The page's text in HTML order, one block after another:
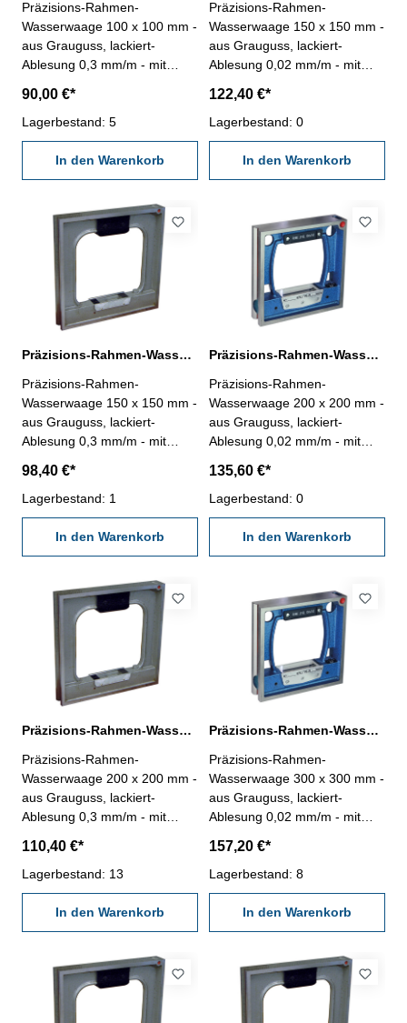
Präzisions-Rahmen-
Wasserwaage 100 x 100 mm -
aus Grauguss, lackiert-
Ablesung 0,3 mm/m - mit
Längs- und Querlibelle - im
Behältnis/Kasten - Abmessung
(L x B): 100 x 100 mm
90,00 €*
Lagerbestand: 5
In den Warenkorb
Präzisions-Rahmen-
Wasserwaage 150 x 150 mm -
aus Grauguss, lackiert-
Ablesung 0,02 mm/m - mit
und Querlibelle - im
Behältnis/Kasten - Abmessung
(L x B): 150 x 150 mm
122,40 €*
Lagerbestand: 0
In den Warenkorb
Präzisions-Rahmen-Wasserwaage 150 x 150 mm Ablesung 0,3 mm/m
Präzisions-Rahmen-
Wasserwaage 150 x 150 mm -
aus Grauguss, lackiert-
Ablesung 0,3 mm/m - mit
Längs- und Querlibelle - im
Behältnis/Kasten - Abmessung
(L x B): 150 x 150 mm
98,40 €*
Lagerbestand: 1
In den Warenkorb
Präzisions-Rahmen-Wasserwaage 200 x 200 mm Ablesung 0,02 mm/m
Präzisions-Rahmen-
Wasserwaage 200 x 200 mm -
aus Grauguss, lackiert-
Ablesung 0,02 mm/m - mit
Längs- und Querlibelle - im
Behältnis/Kasten - Abmessung
(L x B): 200 x 200 mm
135,60 €*
Lagerbestand: 0
In den Warenkorb
Präzisions-Rahmen-Wasserwaage 200 x 200 mm Ablesung 0,3 mm/m
Präzisions-Rahmen-
Wasserwaage 200 x 200 mm -
aus Grauguss, lackiert-
Ablesung 0,3 mm/m - mit
Längs- und Querlibelle - im
Behältnis/Kasten - Abmessung
(L x B): 200 x 200 mm
110,40 €*
Lagerbestand: 13
In den Warenkorb
Präzisions-Rahmen-Wasserwaage 300 x 300 mm Ablesung 0,02 mm/m
Präzisions-Rahmen-
Wasserwaage 300 x 300 mm -
aus Grauguss, lackiert-
Ablesung 0,02 mm/m - mit
Längs- und Querlibelle - im
Behältnis/Kasten - Abmessung
(L x B): 300 x 300 mm
157,20 €*
Lagerbestand: 8
In den Warenkorb